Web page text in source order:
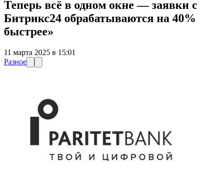
Теперь всё в одном окне — заявки с
Битрикс24 обрабатываются на 40%
быстрее»
11 марта 2025 в 15:01
Разное